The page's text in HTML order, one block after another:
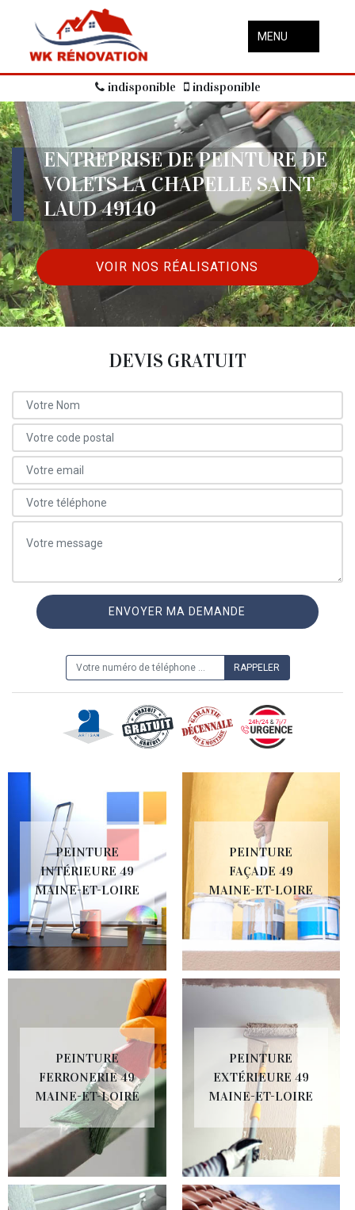
MENU
indisponible indisponible
ENTREPRISE DE PEINTURE DE
VOLETS LA CHAPELLE SAINT
LAUD 49140
VOIR NOS RÉALISATIONS
DEVIS GRATUIT
PEINTURE
INTÉRIEURE 49
MAINE-ET-LOIRE
PEINTURE
FAÇADE 49
MAINE-ET-LOIRE
PEINTURE
FERRONERIE 49
MAINE-ET-LOIRE
PEINTURE
EXTÉRIEURE 49
MAINE-ET-LOIRE